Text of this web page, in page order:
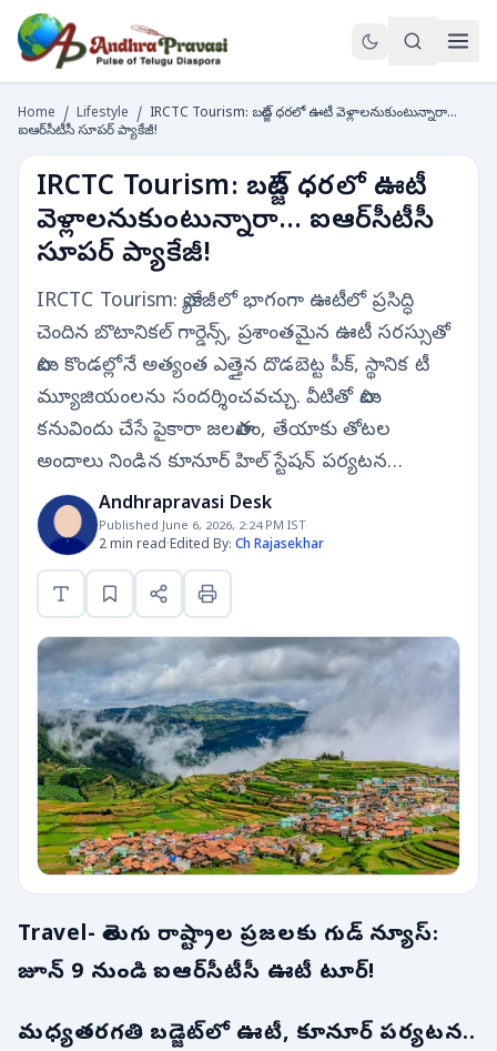
Home / Lifestyle / IRCTC Tourism: బడ్జెట్ ధరలో ఊటీ వెళ్లాలనుకుంటున్నారా...
ఐఆర్‌సీటీసీ సూపర్ ప్యాకేజీ!
IRCTC Tourism: బడ్జెట్ ధరలో ఊటీ
వెళ్లాలనుకుంటున్నారా... ఐఆర్‌సీటీసీ
సూపర్ ప్యాకేజీ!
IRCTC Tourism: ప్యాకేజీలో భాగంగా ఊటీలో ప్రసిద్ధి
చెందిన బొటానికల్ గార్డెన్స్, ప్రశాంతమైన ఊటీ సరస్సుతో
పాటు కొండల్లోనే అత్యంత ఎత్తైన దొడబెట్ట పీక్, స్థానిక టీ
మ్యూజియంలను సందర్శించవచ్చు. వీటితో పాటు
కనువిందు చేసే పైకారా జలపాతం, తేయాకు తోటల
అందాలు నిండిన కూనూర్ హిల్ స్టేషన్ పర్యటన…
Andhrapravasi Desk
Published June 6, 2026, 2:24 PM IST
2 min read·Edited By: Ch Rajasekhar
Travel- తెలుగు రాష్ట్రాల ప్రజలకు గుడ్ న్యూస్:
జూన్ 9 నుండి ఐఆర్‌సీటీసీ ఊటీ టూర్!
మధ్యతరగతి బడ్జెట్‌లో ఊటీ, కూనూర్ పర్యటన..